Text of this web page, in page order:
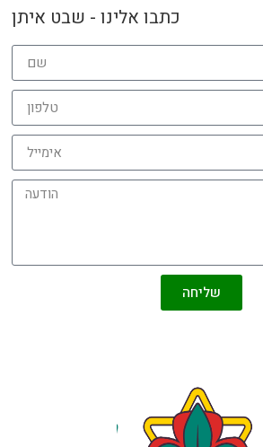
כתבו אלינו - שבט איתן
שליחה